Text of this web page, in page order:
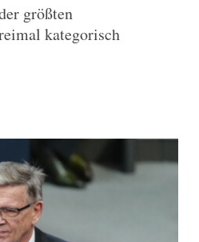
größten
kategorisch